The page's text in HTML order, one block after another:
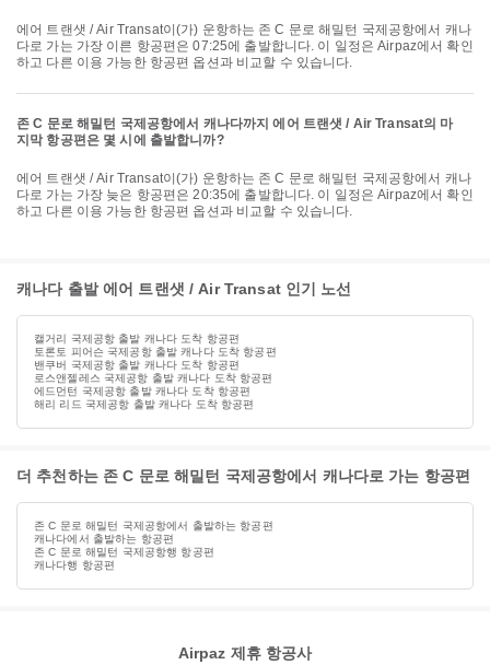
에어 트랜샛 / Air Transat이(가) 운항하는 존 C 문로 해밀턴 국제공항에서 캐나
다로 가는 가장 이른 항공편은 07:25에 출발합니다. 이 일정은 Airpaz에서 확인
하고 다른 이용 가능한 항공편 옵션과 비교할 수 있습니다.
존 C 문로 해밀턴 국제공항에서 캐나다까지 에어 트랜샛 / Air Transat의 마
지막 항공편은 몇 시에 출발합니까?
에어 트랜샛 / Air Transat이(가) 운항하는 존 C 문로 해밀턴 국제공항에서 캐나
다로 가는 가장 늦은 항공편은 20:35에 출발합니다. 이 일정은 Airpaz에서 확인
하고 다른 이용 가능한 항공편 옵션과 비교할 수 있습니다.
캐나다 출발 에어 트랜샛 / Air Transat 인기 노선
캘거리 국제공항 출발 캐나다 도착 항공편
토론토 피어슨 국제공항 출발 캐나다 도착 항공편
밴쿠버 국제공항 출발 캐나다 도착 항공편
로스앤젤레스 국제공항 출발 캐나다 도착 항공편
에드먼턴 국제공항 출발 캐나다 도착 항공편
해리 리드 국제공항 출발 캐나다 도착 항공편
더 추천하는 존 C 문로 해밀턴 국제공항에서 캐나다로 가는 항공편
존 C 문로 해밀턴 국제공항에서 출발하는 항공편
캐나다에서 출발하는 항공편
존 C 문로 해밀턴 국제공항행 항공편
캐나다행 항공편
Airpaz 제휴 항공사